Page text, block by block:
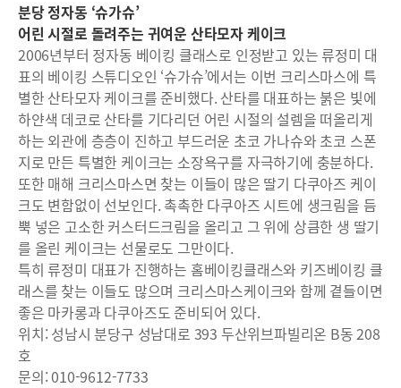
분당 정자동 ‘슈가슈’
어린 시절로 돌려주는 귀여운 산타모자 케이크
2006년부터 정자동 베이킹 클래스로 인정받고 있는 류정미 대
표의 베이킹 스튜디오인 ‘슈가슈’에서는 이번 크리스마스에 특
별한 산타모자 케이크를 준비했다. 산타를 대표하는 붉은 빛에
하얀색 데코로 산타를 기다리던 어린 시절의 설렘을 떠올리게
하는 외관에 층층이 진하고 부드러운 초코 가나슈와 초코 스폰
지로 만든 특별한 케이크는 소장욕구를 자극하기에 충분하다.
또한 매해 크리스마스면 찾는 이들이 많은 딸기 다쿠아즈 케이
크도 변함없이 선보인다. 촉촉한 다쿠아즈 시트에 생크림을 듬
뿍 넣은 고소한 커스터드크림을 올리고 그 위에 상큼한 생 딸기
를 올린 케이크는 선물로도 그만이다.
특히 류정미 대표가 진행하는 홈베이킹클래스와 키즈베이킹 클
래스를 찾는 이들도 많으며 크리스마스케이크와 함께 곁들이면
좋은 마카롱과 다쿠아즈도 준비되어 있다.
위치: 성남시 분당구 성남대로 393 두산위브파빌리온 B동 208
호
문의: 010-9612-7733